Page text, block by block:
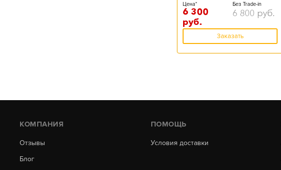
Цена*
6 300
руб.
Без Trade-in
6 800 руб.
Заказать
КОМПАНИЯ
Отзывы
Блог
ПОМОЩЬ
Условия доставки